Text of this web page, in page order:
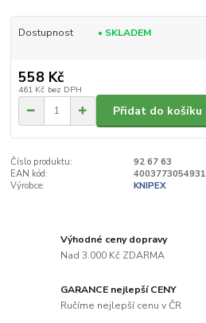
Dostupnost • SKLADEM
558 Kč
461 Kč bez DPH
Přidat do košíku
Číslo produktu:
92 67 63
EAN kód:
4003773054931
Výrobce:
KNIPEX
Výhodné ceny dopravy
Nad 3.000 Kč ZDARMA
GARANCE nejlepší CENY
Ručíme nejlepší cenu v ČR